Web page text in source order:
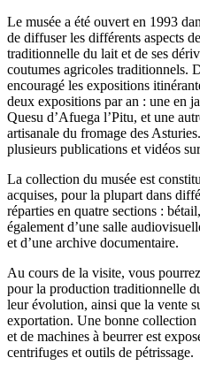
Le musée a été ouvert en 1993
de diffuser les différents aspects
traditionnelle du lait et de ses
coutumes agricoles traditionnels.
encouragé les expositions
deux expositions par an : une en
Quesu d’Afuega l’Pitu, et une
artisanale du fromage des
plusieurs publications et vidéos
La collection du musée est
acquises, pour la plupart dans
réparties en quatre sections :
également d’une salle
et d’une archive documentaire.
Au cours de la visite, vous
pour la production traditionnelle
leur évolution, ainsi que la vente
exportation. Une bonne collection
et de machines à beurrer est
centrifuges et outils de pétrissage.